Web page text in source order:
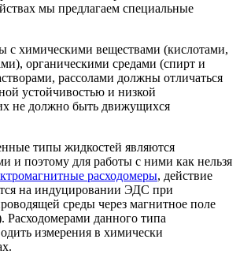
мы предлагаем специальные
с химическими веществами (кислотами,
органическими средами (спирт и
рассолами должны отличаться
устойчивостью и низкой
не должно быть движущихся
типы жидкостей являются
и поэтому для работы с ними как нельзя
расходомеры, действие
на индуцировании ЭДС при
среды через магнитное поле
Расходомерами данного типа
измерения в химически